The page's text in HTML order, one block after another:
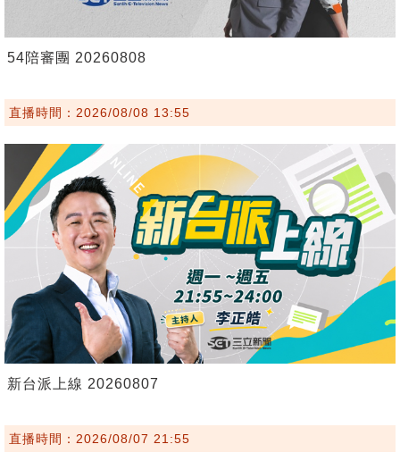
54陪審團 20260808
直播時間：2026/08/08 13:55
新台派上線 20260807
直播時間：2026/08/07 21:55